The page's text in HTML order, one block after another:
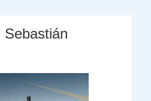
Sebastián